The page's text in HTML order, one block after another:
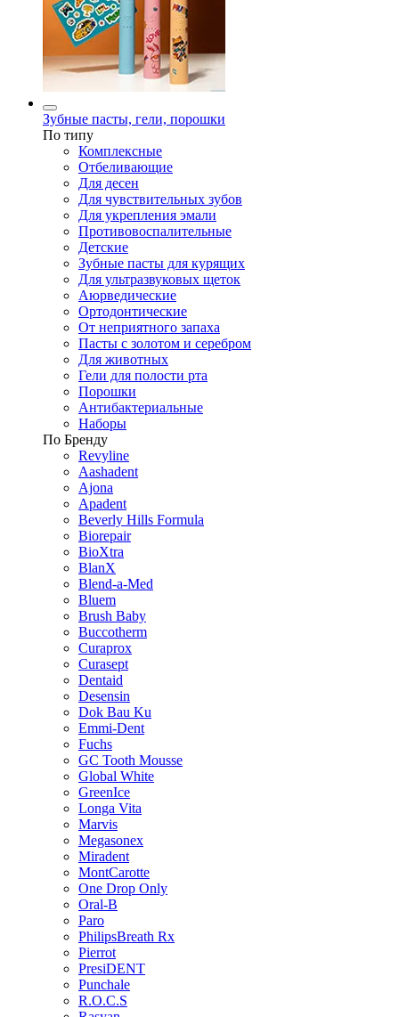
Зубные пасты, гели, порошки
По типу
Комплексные
Отбеливающие
Для десен
Для чувствительных зубов
Для укрепления эмали
Противовоспалительные
Детские
Зубные пасты для курящих
Для ультразвуковых щеток
Аюрведические
Ортодонтические
От неприятного запаха
Пасты с золотом и серебром
Для животных
Гели для полости рта
Порошки
Антибактериальные
Наборы
По Бренду
Revyline
Aashadent
Ajona
Apadent
Beverly Hills Formula
Biorepair
BioXtra
BlanX
Blend-a-Med
Bluem
Brush Baby
Buccotherm
Curaprox
Curasept
Dentaid
Desensin
Dok Bau Ku
Emmi-Dent
Fuchs
GC Tooth Mousse
Global White
GreenIce
Longa Vita
Marvis
Megasonex
Miradent
MontCarotte
One Drop Only
Oral-B
Paro
PhilipsBreath Rx
Pierrot
PresiDENT
Punchale
R.O.C.S